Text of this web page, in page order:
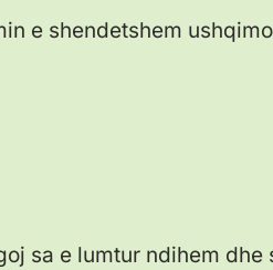
e shendetshem
sa e lumtur ndihem